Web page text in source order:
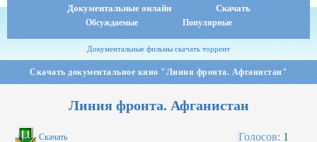
Документальные онлайн Скачать
Обсуждаемые Популярные
Документальные фильмы скачать торрент
Скачать документальное кино "Линия фронта. Афганистан"
Линия фронта. Афганистан
Скачать Голосов: 1